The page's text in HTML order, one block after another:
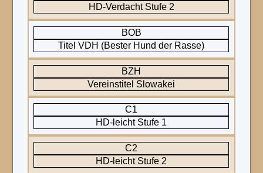
HD-Verdacht Stufe 2
BOB
Titel VDH (Bester Hund der Rasse)
BZH
Vereinstitel Slowakei
C1
HD-leicht Stufe 1
C2
HD-leicht Stufe 2